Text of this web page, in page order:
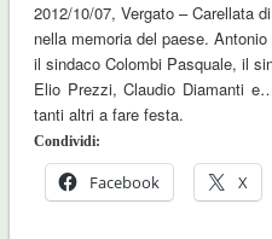
2012/10/07, Vergato – Carellata
nella memoria del paese.
il sindaco Colombi Pasquale, il
Elio Prezzi, Claudio Diamanti
tanti altri a fare festa.
Condividi:
Facebook X